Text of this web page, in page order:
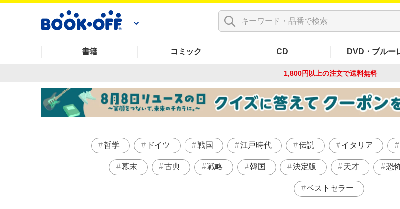
書籍 コミック CD DVD・ブルー
1,800円以上の注文で送料無料
哲学 ドイツ 戦国 江戸時代 伝説 イタリア
幕末 古典 戦略 韓国 決定版 天才 恐
ベストセラー